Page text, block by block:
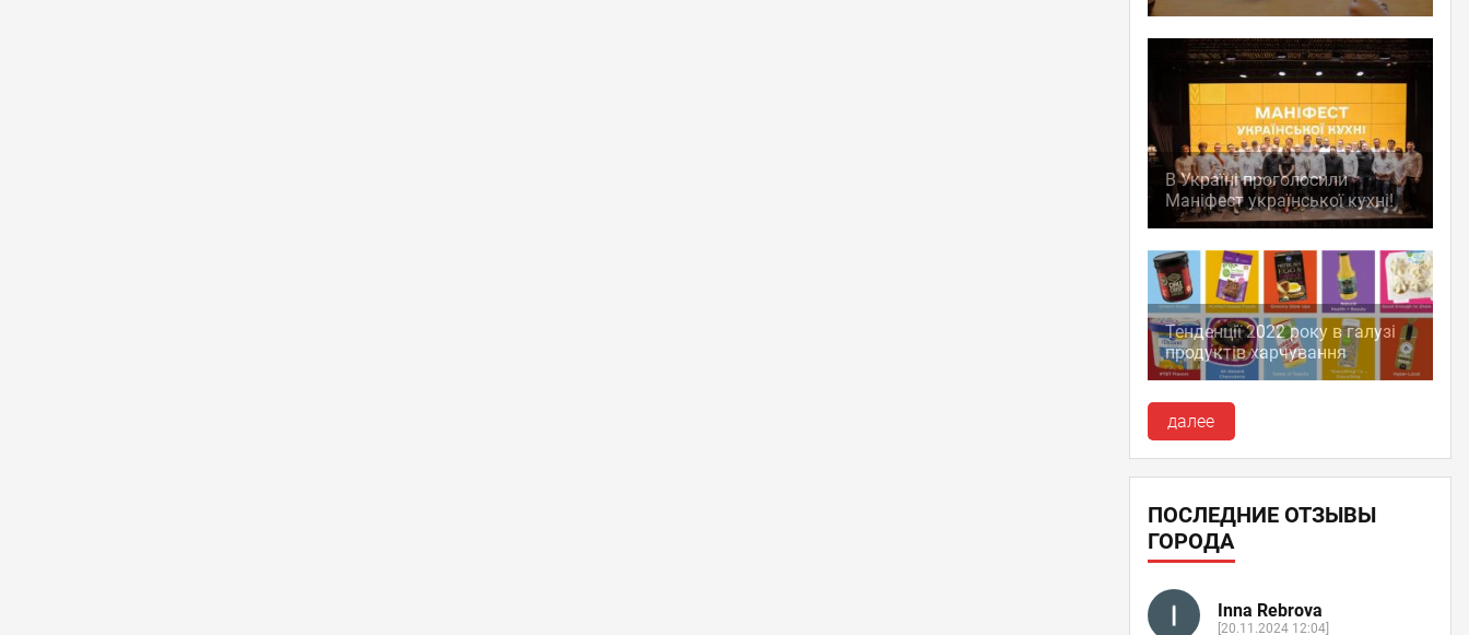
В Україні проголосили
Маніфест української кухні!
Тенденції 2022 року в галузі
продуктів харчування
далее
ПОСЛЕДНИЕ ОТЗЫВЫ
ГОРОДА
Inna Rebrova
[20.11.2024 12:04]